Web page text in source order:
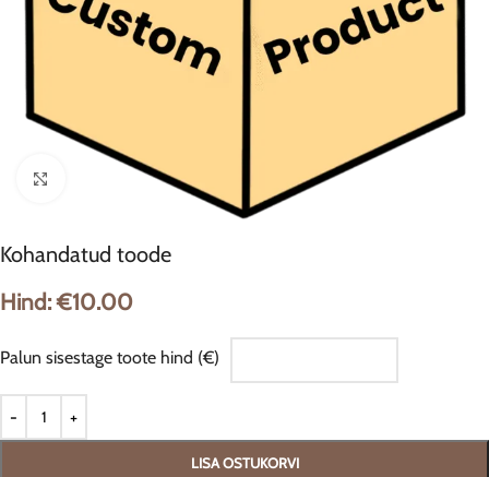
Suurendamiseks klõpsa
Kohandatud toode
Hind:€10.00
Palun sisestage toote hind (€)
LISA OSTUKORVI